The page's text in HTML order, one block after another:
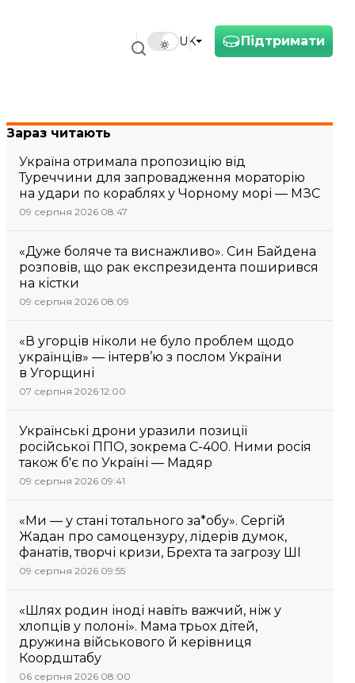
Підтримати
UK
Зараз читають
Україна отримала пропозицію від
Туреччини для запровадження мораторію
на удари по кораблях у Чорному морі — МЗС
09 серпня 2026 08:47
«Дуже боляче та виснажливо». Син Байдена
розповів, що рак експрезидента поширився
на кістки
09 серпня 2026 08:09
«В угорців ніколи не було проблем щодо
українців» — інтерв’ю з послом України
в Угорщині
07 серпня 2026 12:00
Українські дрони уразили позиції
російської ППО, зокрема С-400. Ними росія
також б'є по Україні — Мадяр
09 серпня 2026 09:41
«Ми — у стані тотального за*обу». Сергій
Жадан про самоцензуру, лідерів думок,
фанатів, творчі кризи, Брехта та загрозу ШІ
09 серпня 2026 09:55
«Шлях родин іноді навіть важчий, ніж у
хлопців у полоні». Мама трьох дітей,
дружина військового й керівниця
Коордштабу
06 серпня 2026 08:00